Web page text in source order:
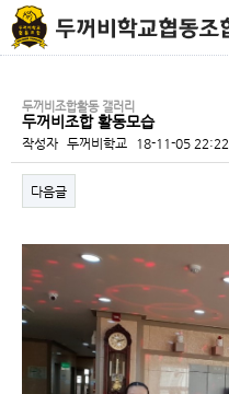
두꺼비조합활동 갤러리
두꺼비조합 활동모습
작성자 두꺼비학교 18-11-05 22:22
다음글
본문